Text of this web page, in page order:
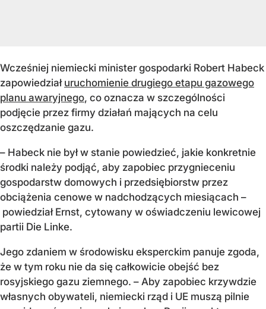
Wcześniej niemiecki minister gospodarki Robert Habeck
zapowiedział uruchomienie drugiego etapu gazowego
planu awaryjnego, co oznacza w szczególności
podjęcie przez firmy działań mających na celu
oszczędzanie gazu.
– Habeck nie był w stanie powiedzieć, jakie konkretnie
środki należy podjąć, aby zapobiec przygnieceniu
gospodarstw domowych i przedsiębiorstw przez
obciążenia cenowe w nadchodzących miesiącach –
powiedział Ernst, cytowany w oświadczeniu lewicowej
partii Die Linke.
Jego zdaniem w środowisku eksperckim panuje zgoda,
że w tym roku nie da się całkowicie obejść bez
rosyjskiego gazu ziemnego. – Aby zapobiec krzywdzie
własnych obywateli, niemiecki rząd i UE muszą pilnie